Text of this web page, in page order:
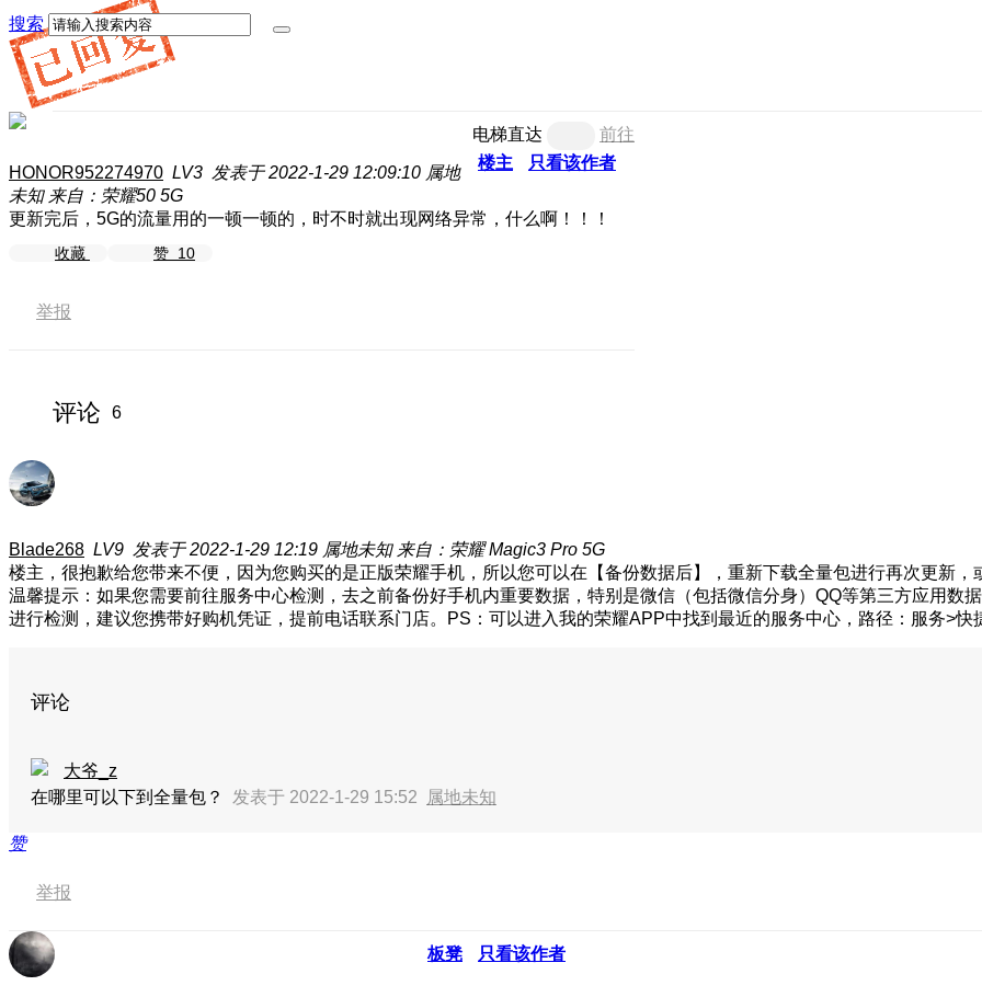
搜索
电梯直达
前往
楼主
只看该作者
HONOR952274970 LV3 发表于 2022-1-29 12:09:10 属地
未知 来自：荣耀50 5G
更新完后，5G的流量用的一顿一顿的，时不时就出现网络异常，什么啊！！！
收藏 赞 10
举报
评论 6
Blade268 LV9 发表于 2022-1-29 12:19 属地未知 来自：荣耀 Magic3 Pro 5G
楼主，很抱歉给您带来不便，因为您购买的是正版荣耀手机，所以您可以在【备份数据后】，重新下载全量包进行再次更新，
温馨提示：如果您需要前往服务中心检测，去之前备份好手机内重要数据，特别是微信（包括微信分身）QQ等第三方应用数
进行检测，建议您携带好购机凭证，提前电话联系门店。PS：可以进入我的荣耀APP中找到最近的服务中心，路径：服务>快
评论
大爷_z
在哪里可以下到全量包？ 发表于 2022-1-29 15:52 属地未知
赞
举报
板凳 只看该作者